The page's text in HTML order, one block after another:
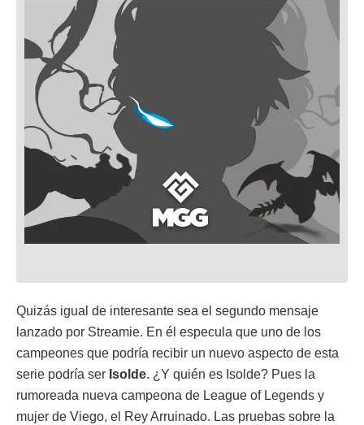
Quizás igual de interesante sea el segundo mensaje
lanzado por Streamie. En él especula que uno de los
campeones que podría recibir un nuevo aspecto de esta
serie podría ser Isolde. ¿Y quién es Isolde? Pues la
rumoreada nueva campeona de League of Legends y
mujer de Viego, el Rey Arruinado. Las pruebas sobre la